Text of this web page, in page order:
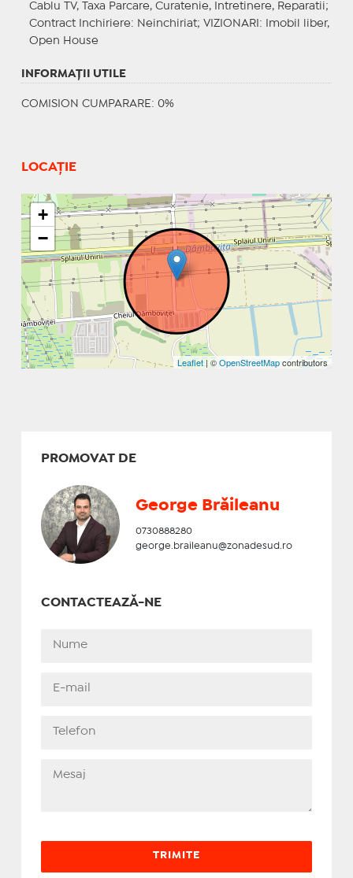
Cablu TV, Taxa Parcare, Curatenie, Intretinere, Reparatii;
Contract Inchiriere: Neinchiriat; VIZIONARI : Imobil liber,
Open House
INFORMAŢII UTILE
COMISION CUMPARARE: 0%
LOCAȚIE
+
−
Leaflet| ©OpenStreetMapcontributors
PROMOVAT DE
George Brăileanu
0730888280
george.braileanu@zonadesud.ro
CONTACTEAZĂ-NE